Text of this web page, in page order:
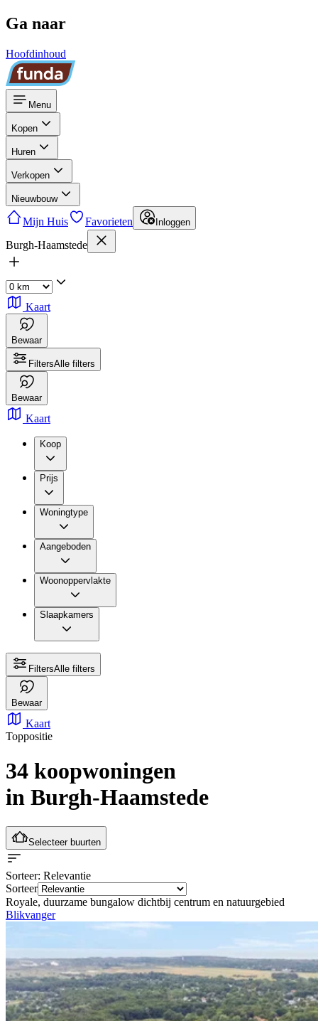
Ga naar
Hoofdinhoud
Menu
Kopen
Huren
Verkopen
Nieuwbouw
Mijn Huis Favorieten Inloggen
Burgh-Haamstede
Kaart
Bewaar
FiltersAlle filters
Bewaar
Kaart
Koop
Prijs
Woningtype
Aangeboden
Woonoppervlakte
Slaapkamers
FiltersAlle filters
Bewaar
Kaart
Toppositie
34 koopwoningen
in Burgh-Haamstede
Selecteer buurten
Sorteer: Relevantie
Sorteer
Royale, duurzame bungalow dichtbij centrum en natuurgebied
Blikvanger